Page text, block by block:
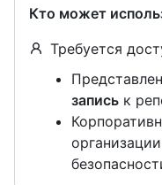
Кто может
Требуется
запись к